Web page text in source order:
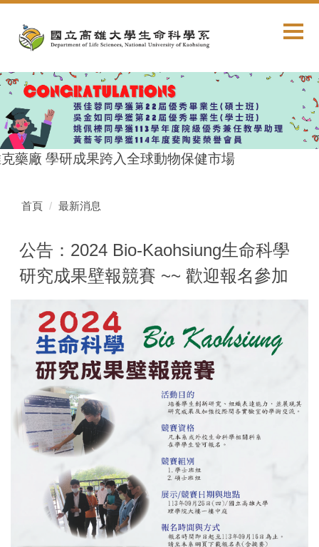
內
容
區
廠 學研成果跨入全球動物保健市場
首頁 最新消息
公告：2024 Bio-Kaohsiung生命科學
研究成果壁報競賽 ~~ 歡迎報名參加